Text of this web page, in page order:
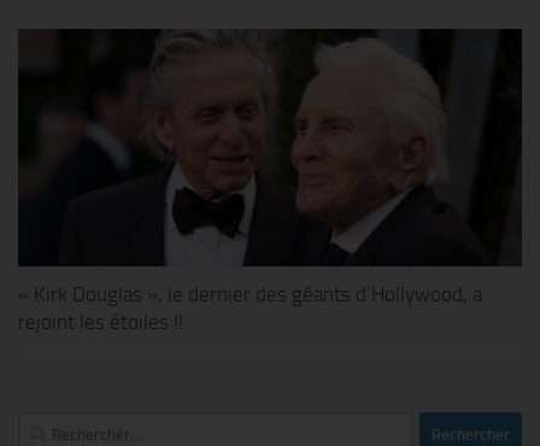
« Kirk Douglas », le dernier des géants d’Hollywood, a
rejoint les étoiles !!
Rechercher :